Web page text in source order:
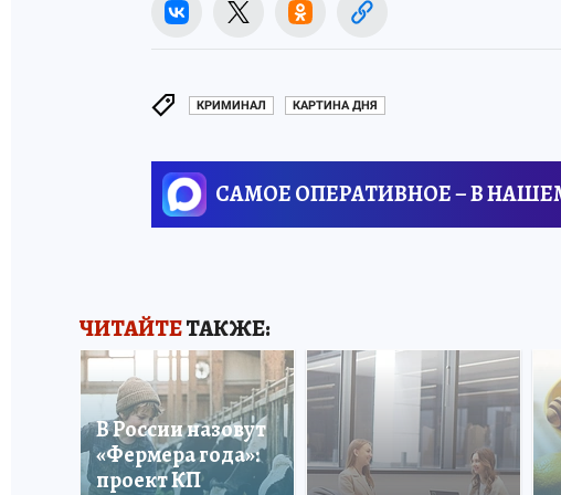
КРИМИНАЛ КАРТИНА ДНЯ
САМОЕ ОПЕРАТИВНОЕ – В
ЧИТАЙТЕТАКЖЕ:
В России назовут
«Фермера года»:
проект КП